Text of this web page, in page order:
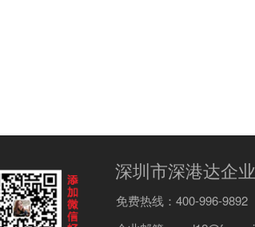
深圳市深港达企
免费热线：400-996-9892